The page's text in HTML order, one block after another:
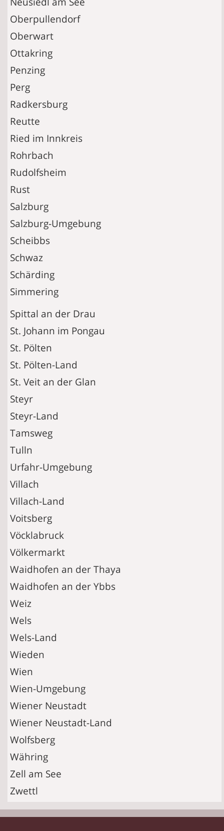
Oberpullendorf
Oberwart
Ottakring
Penzing
Perg
Radkersburg
Reutte
Ried im Innkreis
Rohrbach
Rudolfsheim
Rust
Salzburg
Salzburg-Umgebung
Scheibbs
Schwaz
Schärding
Simmering
Spittal an der Drau
St. Johann im Pongau
St. Pölten
St. Pölten-Land
St. Veit an der Glan
Steyr
Steyr-Land
Tamsweg
Tulln
Urfahr-Umgebung
Villach
Villach-Land
Voitsberg
Vöcklabruck
Völkermarkt
Waidhofen an der Thaya
Waidhofen an der Ybbs
Weiz
Wels
Wels-Land
Wieden
Wien
Wien-Umgebung
Wiener Neustadt
Wiener Neustadt-Land
Wolfsberg
Währing
Zell am See
Zwettl